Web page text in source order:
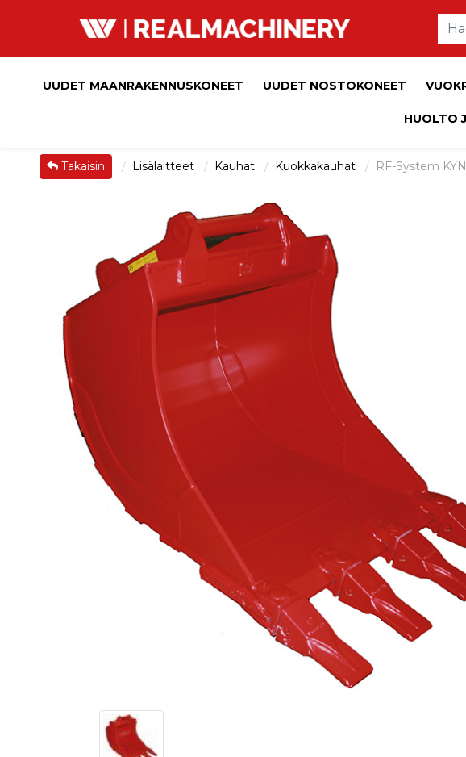
UUDET MAANRAKENNUSKONEET UUDET NOSTOKONEET
HUOLTO
Takaisin Lisälaitteet Kauhat Kuokkakauhat RF-System